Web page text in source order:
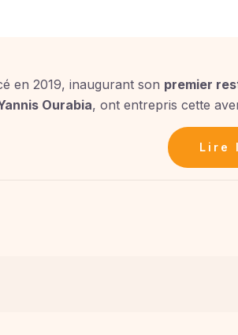
en 2019, inaugurant son premier
Ourabia, ont entrepris cette
Lire